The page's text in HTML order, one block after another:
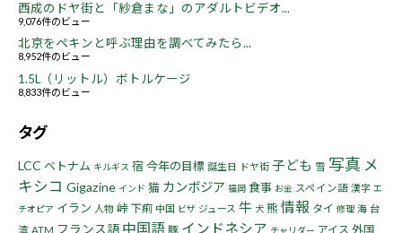
西成のドヤ街と「紗倉まな」のアダルトビデオ...
9,076件のビュー
北京をペキンと呼ぶ理由を調べてみたら...
8,952件のビュー
1.5L（リットル）ボトルケージ
8,833件のビュー
タグ
LCC ベトナム キルギス 宿 今年の目標 誕生日 ドヤ街 子ども 雪 写真 メ
キシコ Gigazine インド 猫 カンボジア 福岡 食事 お金 スペイン語 漢字 エ
チオピア イラン 人物 峠 下痢 中国 ビザ ジュース 牛 犬 熊情報 タイ 修理 海 台
湾 ATM フランス語 中国語 豚 インドネシア チャリダー アイス 外国